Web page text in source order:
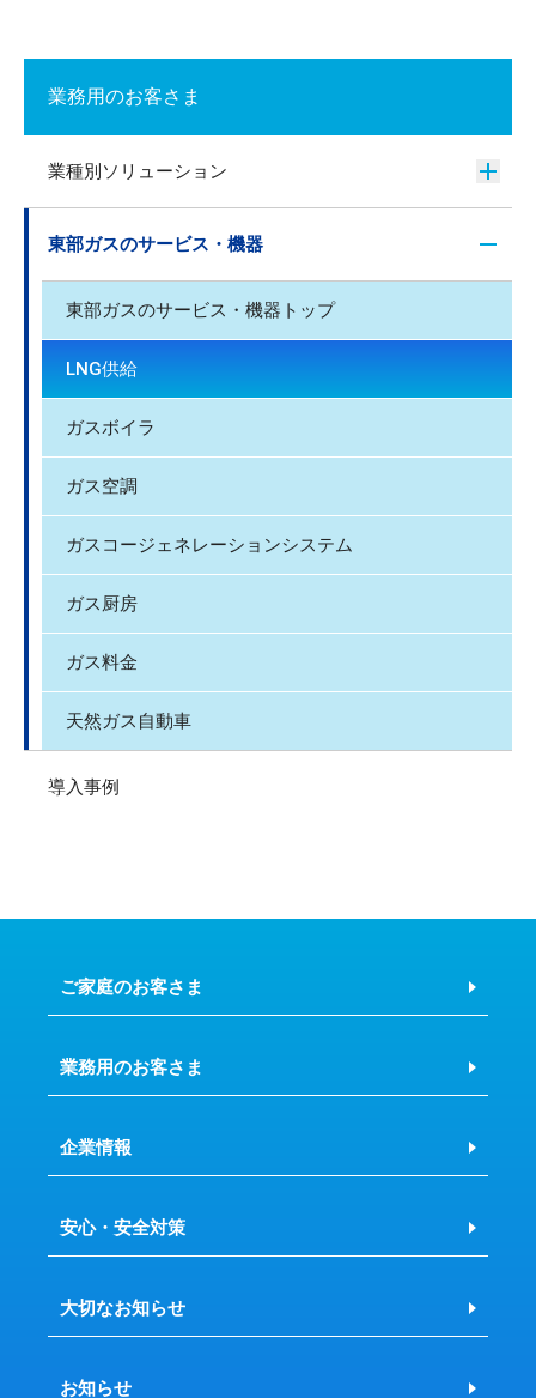
業務用のお客さま
業種別ソリューション
東部ガスのサービス・機器
東部ガスのサービス・機器トップ
LNG供給
ガスボイラ
ガス空調
ガスコージェネレーションシステム
ガス厨房
ガス料金
天然ガス自動車
導入事例
ご家庭のお客さま
業務用のお客さま
企業情報
安心・安全対策
大切なお知らせ
お知らせ